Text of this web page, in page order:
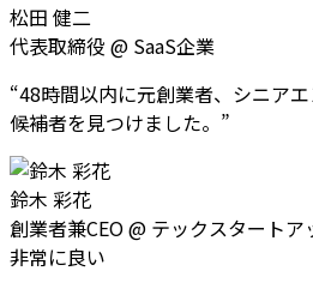
松田 健二
代表取締役 @ SaaS企業
“48時間以内に元創業者、シニア
候補者を見つけました。 ”
鈴木 彩花
創業者兼CEO@ テックスタートア
非常に良い